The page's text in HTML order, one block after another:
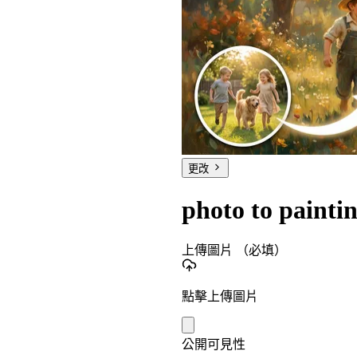
更改
photo to
上傳圖片 （必填）
點擊上傳圖片
公開可見性